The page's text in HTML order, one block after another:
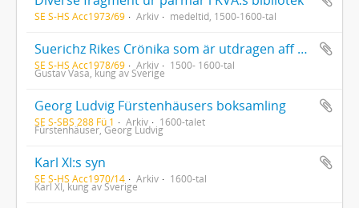
SE S-HS Acc1973/69 Arkiv medeltid, 1500-1600-tal
Suerichz Rikes Crönika som är utdragen aff gamble M. Oluff; En kort Crönika aff gamall heden hosz stelt på rim, wtdragen aff gamble Suerigis Crönika; Konung Göstaffz Crönika; Fem register över konungar med mera; Epitaphium regis Magni Ladelåås; Konung Christians dagtingan och stadsfästelsebrev; Kopia av brev från heliga Birgitta
SE S-HS Acc1978/69 Arkiv 1500- 1600-tal
Gustav Vasa, kung av Sverige
Georg Ludvig Fürstenhäusers boksamling
SE S-SBS 288 Fü 1 Arkiv 1600-talet
Fürstenhäuser, Georg Ludvig
Karl XI:s syn
SE S-HS Acc1970/14 Arkiv 1600-tal
Karl XI, kung av Sverige